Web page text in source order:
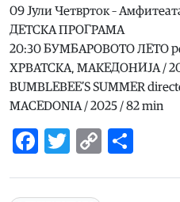
09 Јули Четврток –
ДЕТСКА ПРОГРАМА
20:30 БУМБАРОВОТО ЛЕТО
ХРВАТСКА, МАКЕДОНИЈА /
BUMBLEBEE’S SUMMER
MACEDONIA / 2025 / 82 min
Facebook
Twitter
Copy